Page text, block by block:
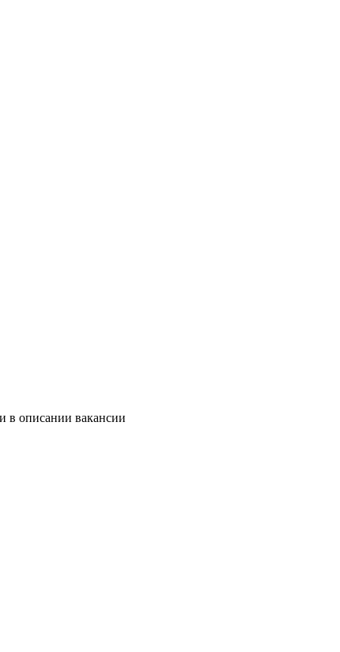
в описании вакансии